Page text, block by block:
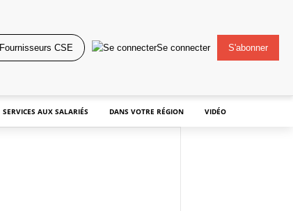
Fournisseurs CSE Se connecter S'abonner
SERVICES AUX SALARIÉS DANS VOTRE RÉGION VIDÉO